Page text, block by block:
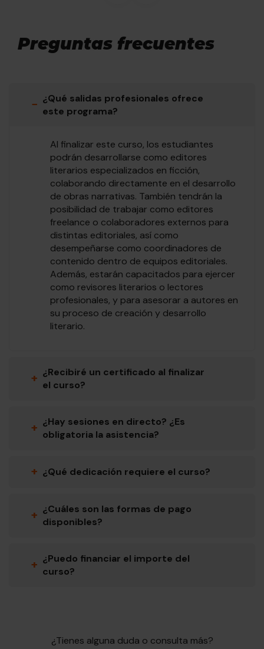
Preguntas frecuentes
− ¿Qué salidas profesionales ofrece
este programa?
Al finalizar este curso, los estudiantes
podrán desarrollarse como editores
literarios especializados en ficción,
colaborando directamente en el desarrollo
de obras narrativas. También tendrán la
posibilidad de trabajar como editores
freelance o colaboradores externos para
distintas editoriales, así como
desempeñarse como coordinadores de
contenido dentro de equipos editoriales.
Además, estarán capacitados para ejercer
como revisores literarios o lectores
profesionales, y para asesorar a autores en
su proceso de creación y desarrollo
literario.
+ ¿Recibiré un certificado al finalizar
el curso?
+ ¿Hay sesiones en directo? ¿Es
obligatoria la asistencia?
+ ¿Qué dedicación requiere el curso?
+ ¿Cuáles son las formas de pago
disponibles?
+ ¿Puedo financiar el importe del
curso?
¿Tienes alguna duda o consulta más?